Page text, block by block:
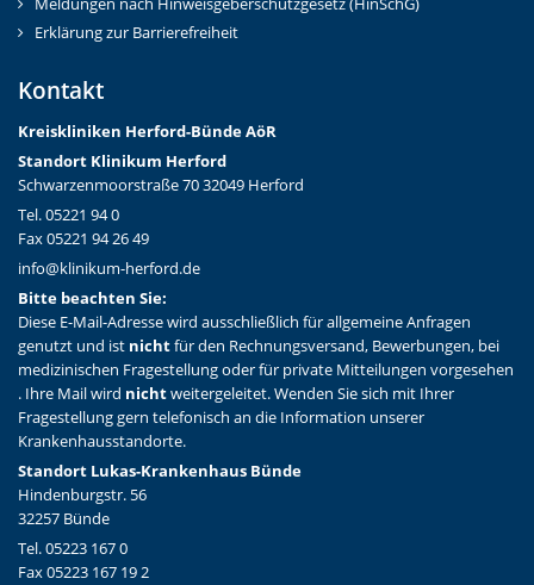
Erklärung zur Barrierefreiheit
Kontakt
Kreiskliniken Herford-Bünde AöR
Standort Klinikum Herford
Schwarzenmoorstraße 70 32049 Herford
Tel. 05221 94 0
Fax 05221 94 26 49
info@klinikum-herford.de
Bitte beachten Sie:
Diese E-Mail-Adresse wird ausschließlich für allgemeine Anfragen
genutzt und ist nichtfür den Rechnungsversand, Bewerbungen, bei
medizinischen Fragestellung oder für private Mitteilungen vorgesehen
. Ihre Mail wird nichtweitergeleitet. Wenden Sie sich mit Ihrer
Fragestellung gern telefonisch an die Information unserer
Krankenhausstandorte.
Standort Lukas-Krankenhaus Bünde
Hindenburgstr. 56
32257 Bünde
Tel. 05223 167 0
Fax 05223 167 19 2